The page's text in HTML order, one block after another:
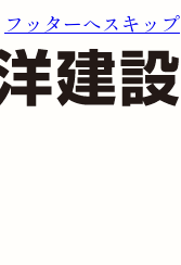
フッターへスキップ